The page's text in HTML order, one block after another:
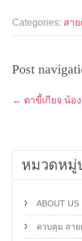
Categories: สาย
Post
← ตาขี้เกียจ น้อ
หมวดหมู่
ABOUT US
ควบคุม สา